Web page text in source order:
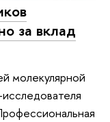
за вклад
молекулярной